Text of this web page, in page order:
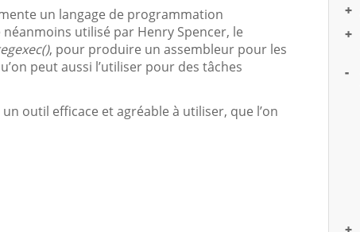
un langage de programmation
utilisé par Henry Spencer, le
, pour produire un assembleur pour les
peut aussi l’utiliser pour des tâches
outil efficace et agréable à utiliser, que l’on